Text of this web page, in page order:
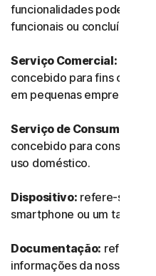
funcionalidades podem
funcionais ou concluídas.
Serviço Comercial:
concebido para fins
em pequenas empresas.
Serviço de Consumidor:
concebido para
uso doméstico.
Dispositivo: refere-se a
smartphone ou um tablet.
Documentação: refere-se
informações da nossa